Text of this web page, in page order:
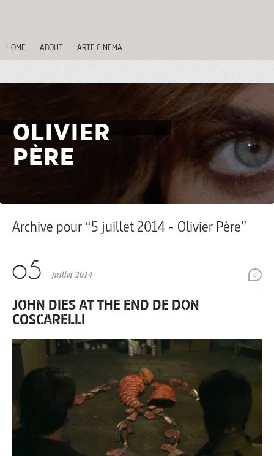
HOME ABOUT ARTE CINEMA
OLIVIER
PÈRE
Archive pour “5 juillet 2014 - Olivier Père”
0
juillet 2014
JOHN DIES AT THE END DE DON
COSCARELLI